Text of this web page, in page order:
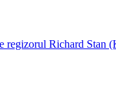
regizorul Richard Stan